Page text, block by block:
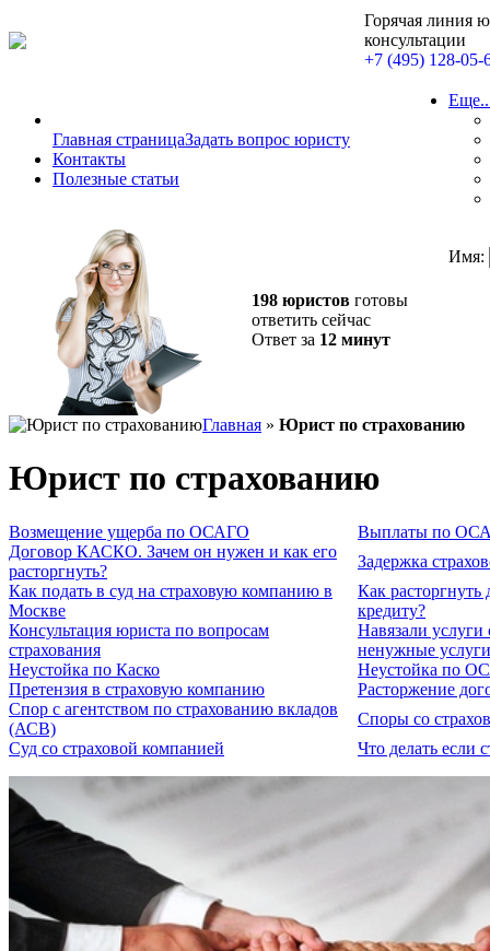
Горячая линия
консультации
+7 (495) 128-05-
Главная страницаЗадать вопрос юристу
Контакты
Полезные статьи
198 юристов готовы
ответить сейчас
Ответ за 12 минут
Имя:
Главная » Юрист по страхованию
Юрист по страхованию
Возмещение ущерба по ОСАГО
Выплаты по
Договор КАСКО. Зачем он нужен и как его
расторгнуть?
Задержка
Как подать в суд на страховую компанию в
Москве
Как расторгнуть
кредиту?
Консультация юриста по вопросам
страхования
Навязали услуги
ненужные
Неустойка по Каско
Неустойка по
Претензия в страховую компанию
Расторжение
Спор с агентством по страхованию вкладов
(АСВ)
Споры со
Суд со страховой компанией
Что делать если